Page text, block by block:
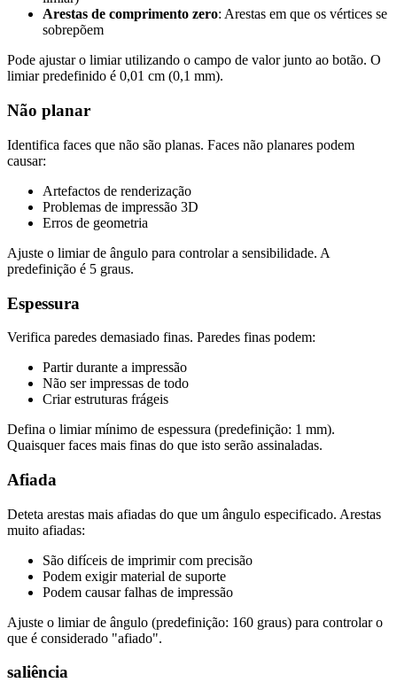
Arestas de comprimento zero: Arestas em que os vértices se
sobrepõem
Pode ajustar o limiar utilizando o campo de valor junto ao botão. O
limiar predefinido é 0,01 cm (0,1 mm).
Não planar
Identifica faces que não são planas. Faces não planares podem
causar:
Artefactos de renderização
Problemas de impressão 3D
Erros de geometria
Ajuste o limiar de ângulo para controlar a sensibilidade. A
predefinição é 5 graus.
Espessura
Verifica paredes demasiado finas. Paredes finas podem:
Partir durante a impressão
Não ser impressas de todo
Criar estruturas frágeis
Defina o limiar mínimo de espessura (predefinição: 1 mm).
Quaisquer faces mais finas do que isto serão assinaladas.
Afiada
Deteta arestas mais afiadas do que um ângulo especificado. Arestas
muito afiadas:
São difíceis de imprimir com precisão
Podem exigir material de suporte
Podem causar falhas de impressão
Ajuste o limiar de ângulo (predefinição: 160 graus) para controlar o
que é considerado "afiado".
saliência